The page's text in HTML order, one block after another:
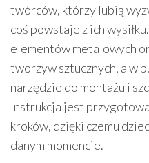
twórców, którzy lubią
coś powstaje z ich
elementów metalowych
tworzyw sztucznych, a w
narzędzie do montażu i
Instrukcja jest
kroków, dzięki czemu
danym momencie.